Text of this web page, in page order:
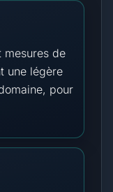
mesures de
une légère
pour